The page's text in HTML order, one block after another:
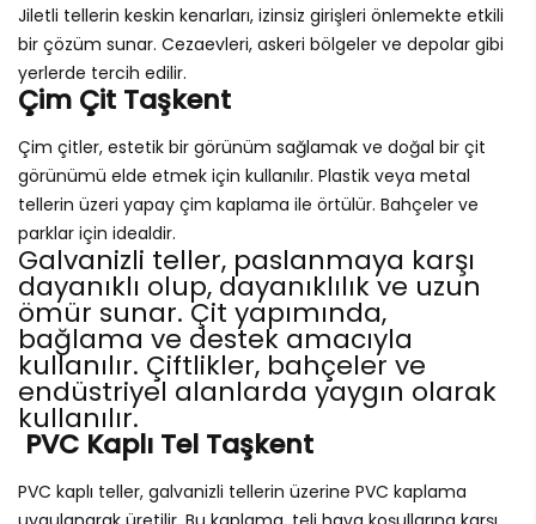
Jiletli tellerin keskin kenarları, izinsiz girişleri önlemekte etkili
bir çözüm sunar. Cezaevleri, askeri bölgeler ve depolar gibi
yerlerde tercih edilir.
Çim Çit Taşkent
Çim çitler, estetik bir görünüm sağlamak ve doğal bir çit
görünümü elde etmek için kullanılır. Plastik veya metal
tellerin üzeri yapay çim kaplama ile örtülür. Bahçeler ve
parklar için idealdir.
Galvanizli teller, paslanmaya karşı
dayanıklı olup, dayanıklılık ve uzun
ömür sunar. Çit yapımında,
bağlama ve destek amacıyla
kullanılır. Çiftlikler, bahçeler ve
endüstriyel alanlarda yaygın olarak
kullanılır.
PVC Kaplı Tel Taşkent
PVC kaplı teller, galvanizli tellerin üzerine PVC kaplama